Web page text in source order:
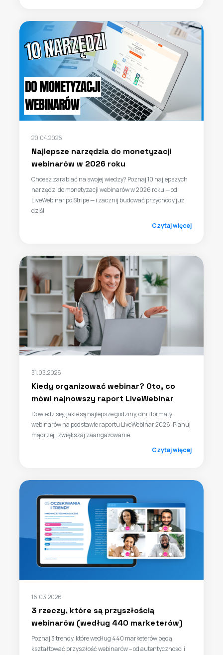
20.04.2026
Najlepsze narzędzia do monetyzacji
webinarów w 2026 roku
Chcesz zarabiać na swojej wiedzy? Poznaj 10 najlepszych
narzędzi do monetyzacji webinarów w 2026 roku — od
LiveWebinar po Stripe — i zacznij budować przychody już
dziś!
Czytaj więcej
31.03.2026
Kiedy organizować webinar? Oto, co
mówi najnowszy raport LiveWebinar
Dowiedz się, jakie są najlepsze godziny, dni i formaty
webinarów na podstawie raportu LiveWebinar 2026. Planuj
mądrzej i zwiększaj zaangażowanie.
Czytaj więcej
16.03.2026
3 rzeczy, które są przyszłością
webinarów (według 440 marketerów)
Poznaj 3 trendy, które według 440 marketerów będą
kształtować przyszłość webinarów – od autentyczności i